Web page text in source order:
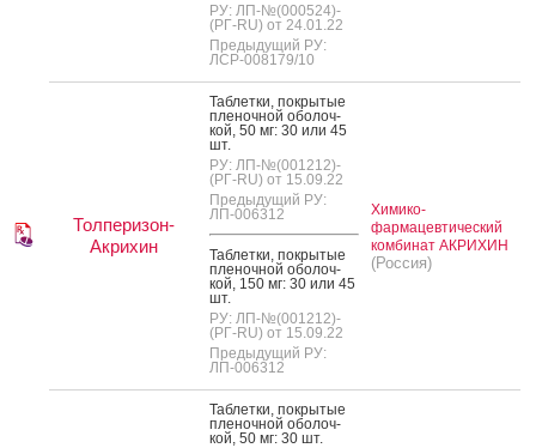
РУ: ЛП-№(000524)-
(РГ-RU) от 24.01.22
Предыдущий РУ:
ЛСР-008179/10
Толперизон-
Акрихин
Таб­летки, пок­ры­тые
пле­ноч­ной обо­лоч­
кой, 50 мг: 30 или 45
шт.
РУ: ЛП-№(001212)-
(РГ-RU) от 15.09.22
Предыдущий РУ:
ЛП-006312
Таб­летки, пок­ры­тые
пле­ноч­ной обо­лоч­
кой, 150 мг: 30 или 45
шт.
РУ: ЛП-№(001212)-
(РГ-RU) от 15.09.22
Предыдущий РУ:
ЛП-006312
Химико-
фармацевтический
комбинат АКРИХИН
(Россия)
Таб­летки, пок­ры­тые
пле­ноч­ной обо­лоч­
кой, 50 мг: 30 шт.